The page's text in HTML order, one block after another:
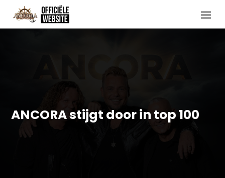
ANCORA stijgt door in top 100